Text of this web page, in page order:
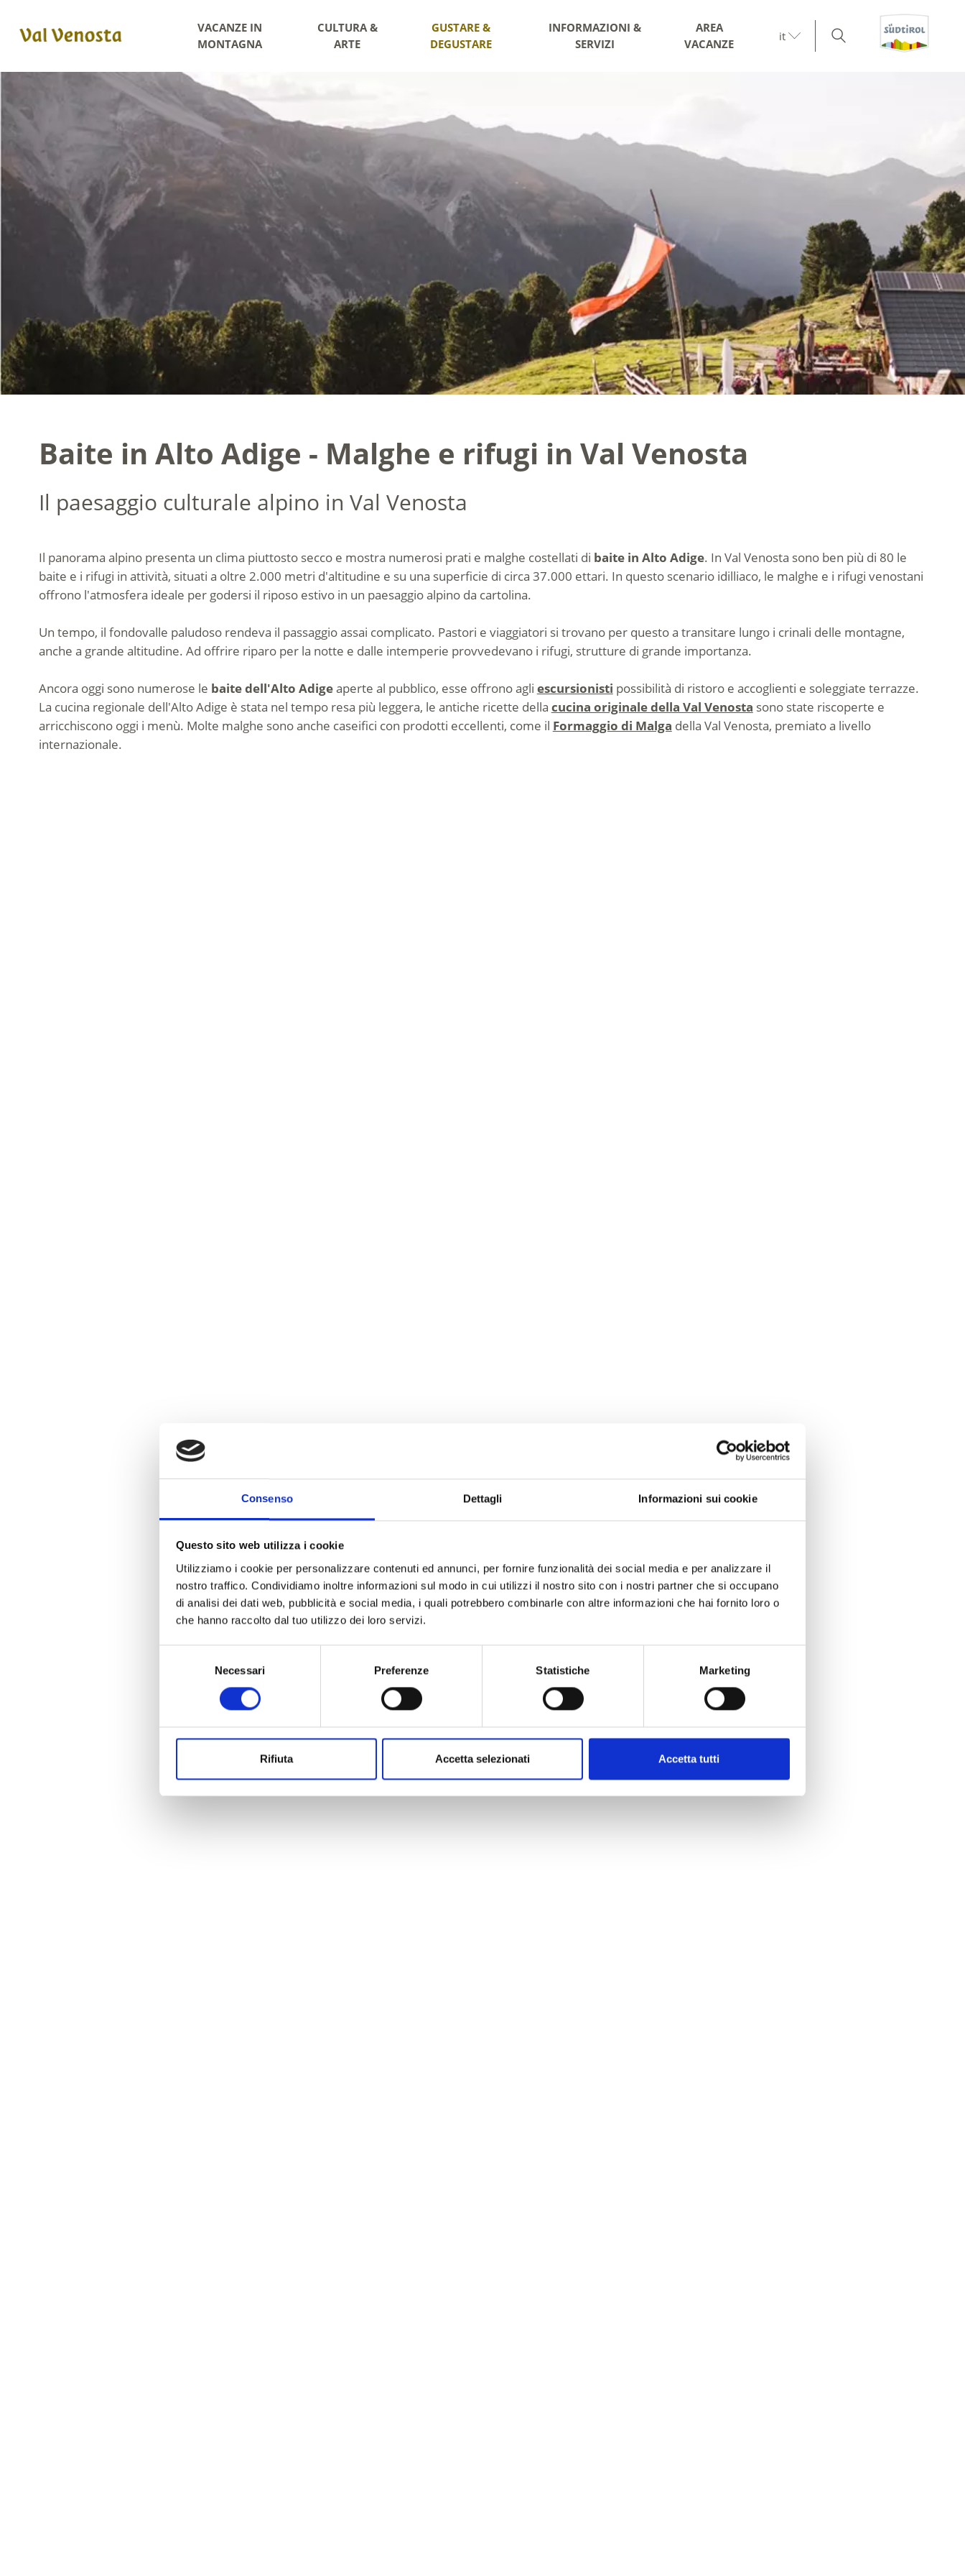
Consenso Dettagli Informazioni sui cookie
Questo sito web utilizza i cookie
Utilizziamo i cookie per personalizzare contenuti ed annunci, per fornire funzionalità dei social media e per analizzare il
nostro traffico. Condividiamo inoltre informazioni sul modo in cui utilizzi il nostro sito con i nostri partner che si occupano
di analisi dei dati web, pubblicità e social media, i quali potrebbero combinarle con altre informazioni che hai fornito loro o
che hanno raccolto dal tuo utilizzo dei loro servizi.
Necessari Preferenze Statistiche Marketing
Rifiuta Accetta selezionati Accetta tutti
VACANZE IN
MONTAGNA
CULTURA &
ARTE
GUSTARE &
DEGUSTARE
INFORMAZIONI &
SERVIZI
AREA
VACANZE
it
Baite in Alto Adige - Malghe e rifugi in Val Venosta
Il paesaggio culturale alpino in Val Venosta
Il panorama alpino presenta un clima piuttosto secco e mostra numerosi prati e malghe costellati di baite in Alto Adige. In Val Venosta sono ben più di 80 le
baite e i rifugi in attività, situati a oltre 2.000 metri d'altitudine e su una superficie di circa 37.000 ettari. In questo scenario idilliaco, le malghe e i rifugi venostani
offrono l'atmosfera ideale per godersi il riposo estivo in un paesaggio alpino da cartolina.
Un tempo, il fondovalle paludoso rendeva il passaggio assai complicato. Pastori e viaggiatori si trovano per questo a transitare lungo i crinali delle montagne,
anche a grande altitudine. Ad offrire riparo per la notte e dalle intemperie provvedevano i rifugi, strutture di grande importanza.
Ancora oggi sono numerose le baite dell'Alto Adigeaperte al pubblico, esse offrono agli escursionisti possibilità di ristoro e accoglienti e soleggiate terrazze.
La cucina regionale dell'Alto Adige è stata nel tempo resa più leggera, le antiche ricette della cucina originale della Val Venosta sono state riscoperte e
arricchiscono oggi i menù. Molte malghe sono anche caseifici con prodotti eccellenti, come il Formaggio di Malga della Val Venosta, premiato a livello
internazionale.